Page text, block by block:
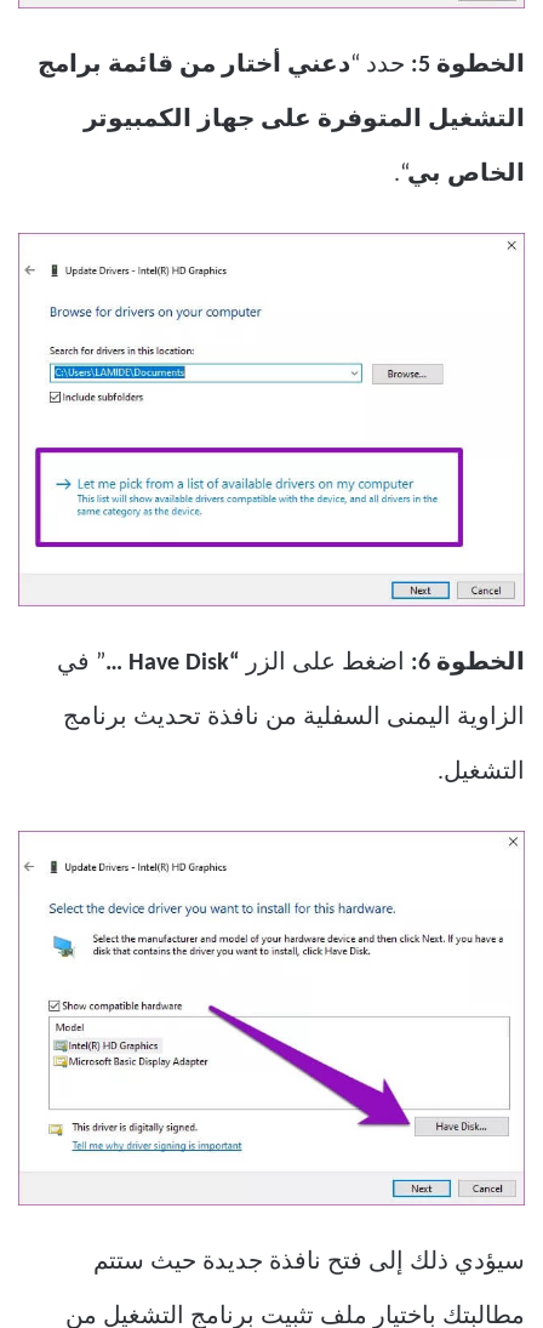
الخطوة 5: حدد “دعني أختار من قائمة برامج
التشغيل المتوفرة على جهاز الكمبيوتر
الخاص بي“.
الخطوة 6: اضغط على الزر “Have Disk … ” في
الزاوية اليمنى السفلية من نافذة تحديث برنامج
التشغيل.
سيؤدي ذلك إلى فتح نافذة جديدة حيث ستتم
مطالبتك باختيار ملف تثبيت برنامج التشغيل من